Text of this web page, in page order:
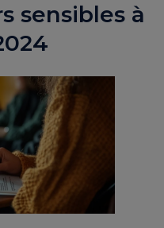
sensibles à